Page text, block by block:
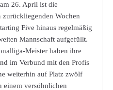
26. April ist die
zurückliegenden Wochen
Five hinaus regelmäßig
Mannschaft aufgefüllt.
Meister haben ihre
im Verbund mit den Profis
weiterhin auf Platz zwölf
einem versöhnlichen